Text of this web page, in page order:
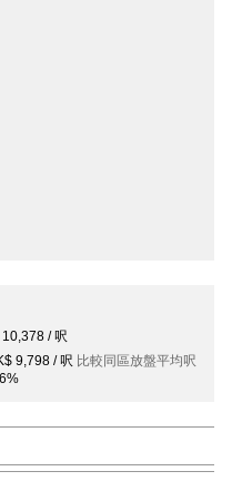
10,378 / 呎
9,798 / 呎 比較同區放盤平均呎
6%